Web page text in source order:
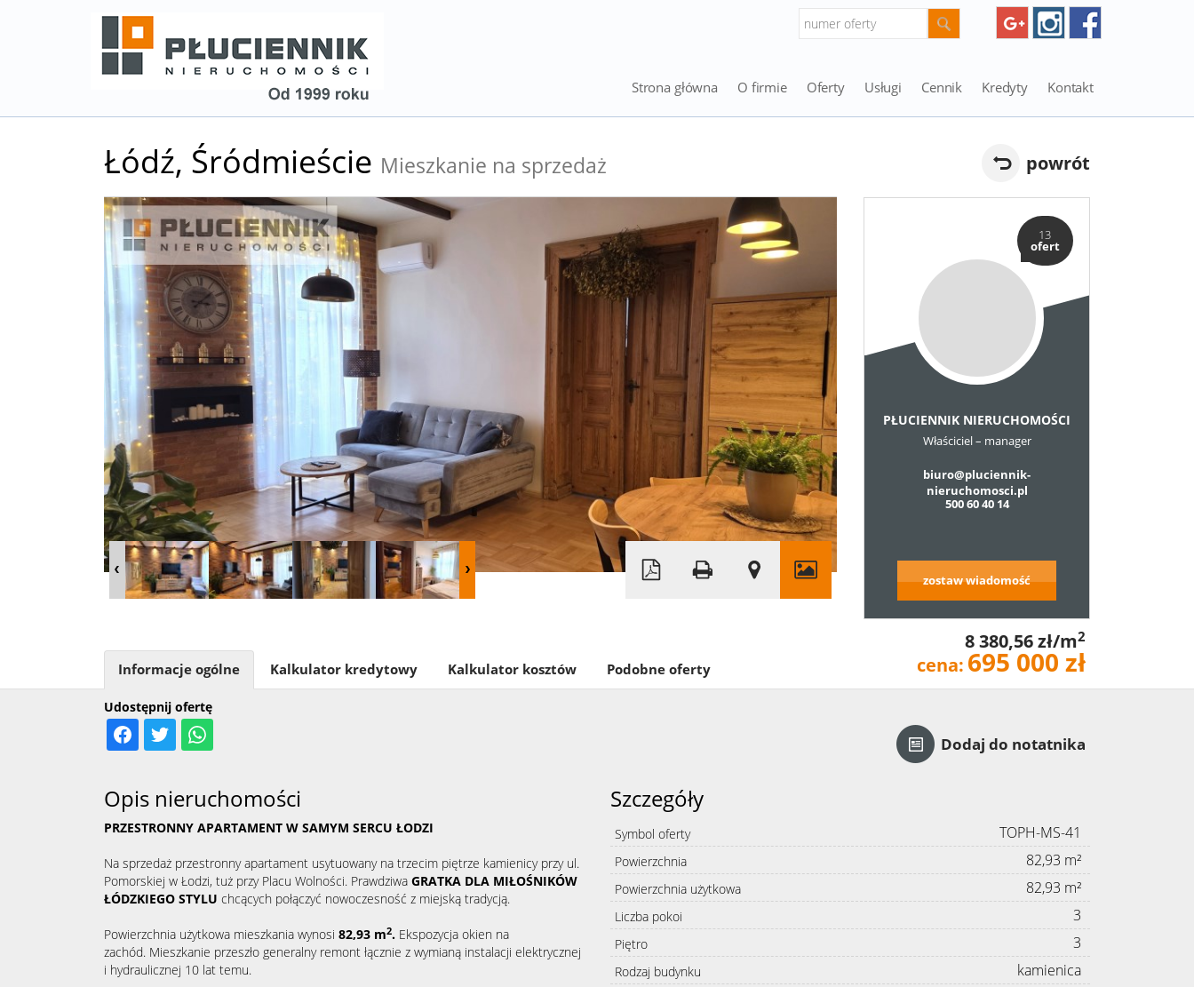
Strona główna O firmie Oferty Usługi Cennik Kredyty Kontakt
Łódź, Śródmieście Mieszkanie na sprzedaż powrót
13
ofert
PŁUCIENNIK NIERUCHOMOŚCI
Właściciel – manager
biuro@pluciennik-
nieruchomosci.pl
500 60 40 14
zostaw wiadomość
8 380,56 zł/m2
cena: 695 000 zł
Dodaj do notatnika
Udostępnij ofertę
Informacje ogólne Kalkulator kredytowy Kalkulator kosztów Podobne oferty
Opis nieruchomości
PRZESTRONNY APARTAMENT W SAMYM SERCU ŁODZI
Na sprzedaż przestronny apartament usytuowany na trzecim piętrze kamienicy przy ul.
Pomorskiej w Łodzi, tuż przy Placu Wolności. Prawdziwa GRATKA DLA MIŁOŚNIKÓW
ŁÓDZKIEGO STYLU chcących połączyć nowoczesność z miejską tradycją.
Powierzchnia użytkowa mieszkania wynosi 82,93 m2. Ekspozycja okien na
zachód. Mieszkanie przeszło generalny remont łącznie z wymianą instalacji elektrycznej
i hydraulicznej 10 lat temu.
Szczegóły
Symbol oferty TOPH-MS-41
Powierzchnia 82,93 m²
Powierzchnia użytkowa 82,93 m²
Liczba pokoi 3
Piętro 3
Rodzaj budynku kamienica